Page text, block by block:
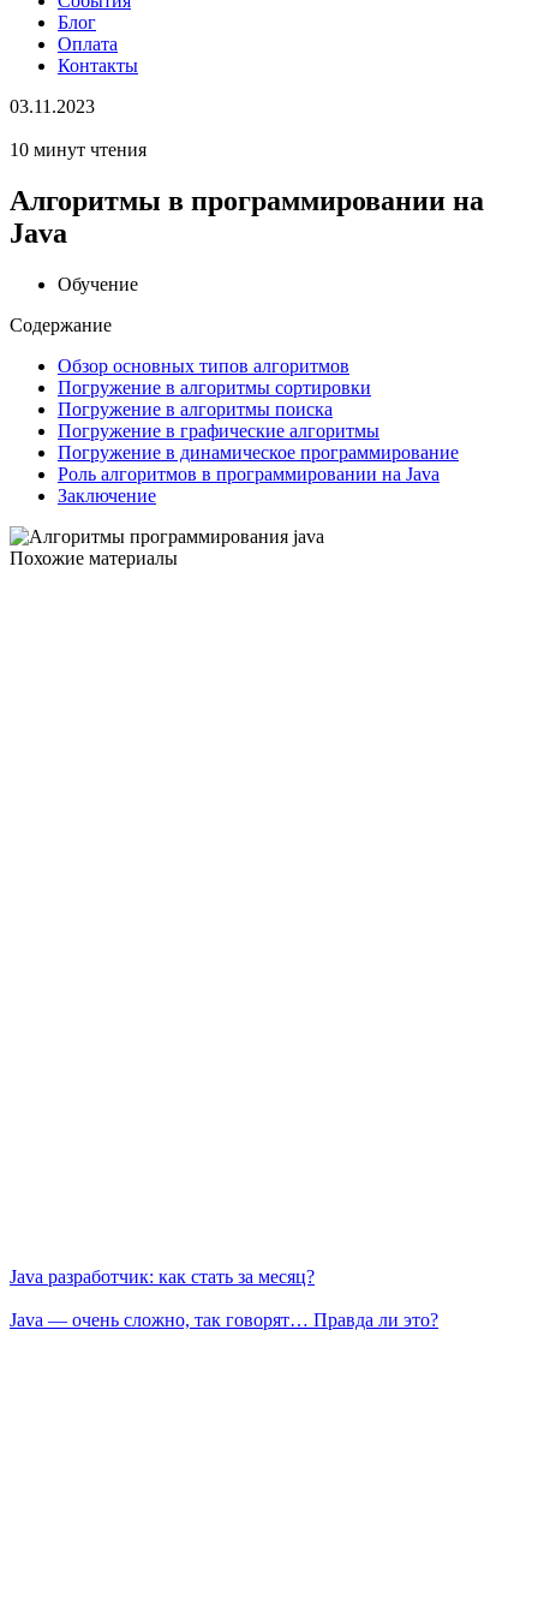
Блог
Оплата
Контакты
03.11.2023
10 минут чтения
Алгоритмы в программировании на
Java
Обучение
Содержание
Обзор основных типов алгоритмов
Погружение в алгоритмы сортировки
Погружение в алгоритмы поиска
Погружение в графические алгоритмы
Погружение в динамическое программирование
Роль алгоритмов в программировании на Java
Заключение
Похожие материалы
Java разработчик: как стать за месяц?
Java — очень сложно, так говорят… Правда ли это?